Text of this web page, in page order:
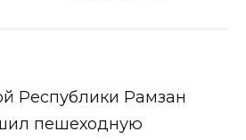
Республики Рамзан
пешеходную